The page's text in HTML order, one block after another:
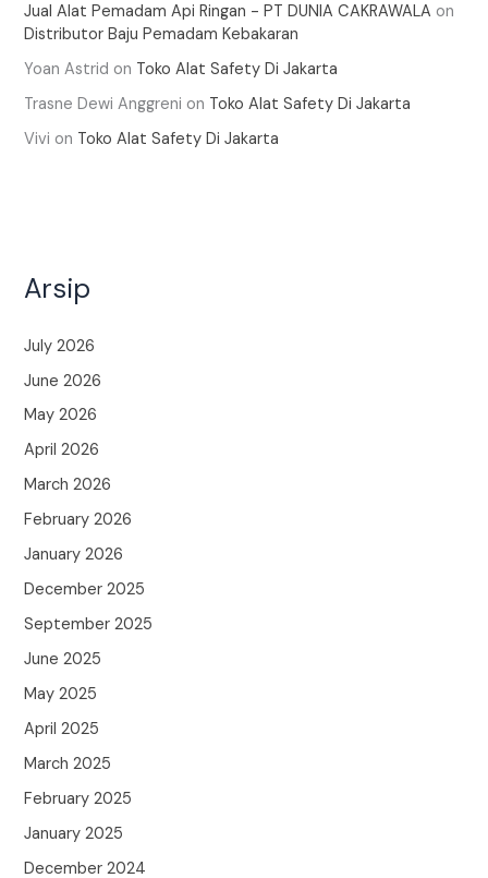
Jual Alat Pemadam Api Ringan - PT DUNIA CAKRAWALA on
Distributor Baju Pemadam Kebakaran
Yoan Astrid on Toko Alat Safety Di Jakarta
Trasne Dewi Anggreni on Toko Alat Safety Di Jakarta
Vivi on Toko Alat Safety Di Jakarta
Arsip
July 2026
June 2026
May 2026
April 2026
March 2026
February 2026
January 2026
December 2025
September 2025
June 2025
May 2025
April 2025
March 2025
February 2025
January 2025
December 2024